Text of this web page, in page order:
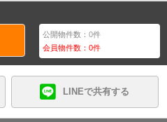
公開物件数：0件
会員物件数：0件
LINEで共有する